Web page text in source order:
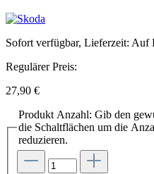
Sofort verfügbar, Lieferzeit: Auf
Regulärer Preis:
27,90 €
Produkt Anzahl: Gib den
die Schaltflächen um die
reduzieren.